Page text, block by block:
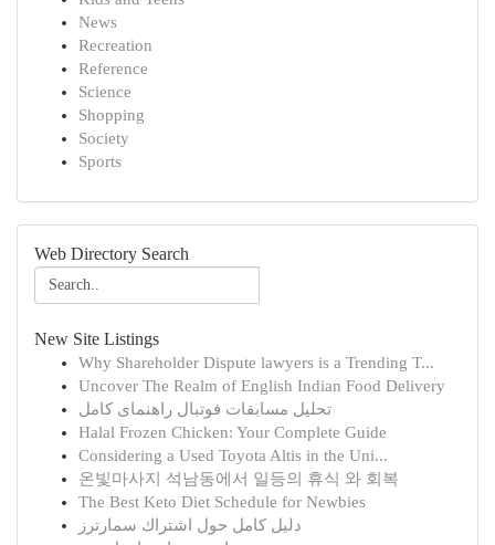
News
Recreation
Reference
Science
Shopping
Society
Sports
Web Directory Search
New Site Listings
Why Shareholder Dispute lawyers is a Trending T...
Uncover The Realm of English Indian Food Delivery
تحلیل مسابقات فوتبال راهنمای کامل
Halal Frozen Chicken: Your Complete Guide
Considering a Used Toyota Altis in the Uni...
온빛마사지 석남동에서 일등의 휴식 와 회복
The Best Keto Diet Schedule for Newbies
دليل كامل حول اشتراك سمارترز